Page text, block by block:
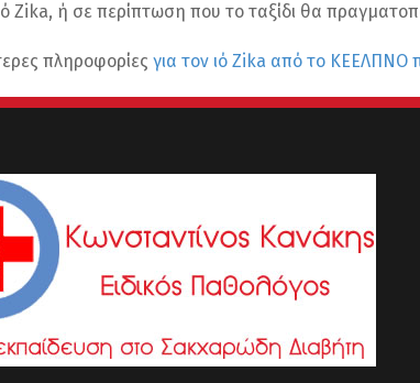
Zika, ή σε περίπτωση που το ταξίδι θα
πληροφορίες για τον ιό Zika από το ΚΕΕΛΠΝΟ